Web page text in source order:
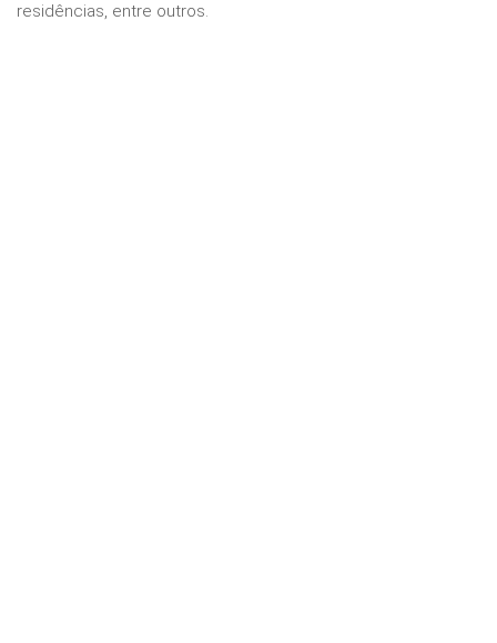
residências, entre outros.